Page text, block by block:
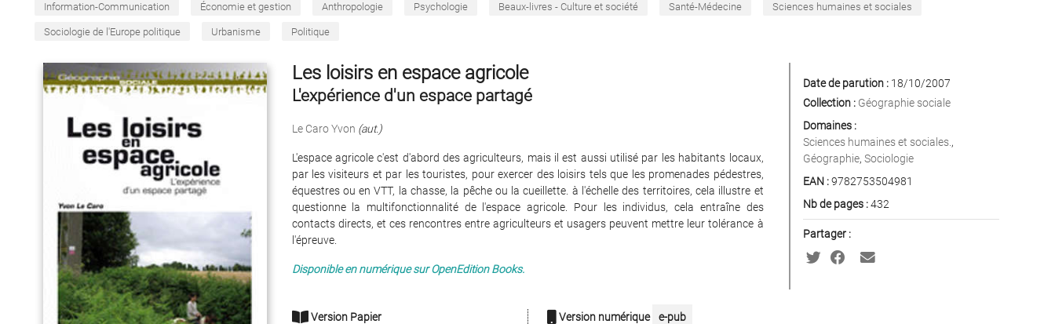
Information-Communication Économie et gestion Anthropologie Psychologie Beaux-livres - Culture et société Santé-Médecine Sciences humaines et sociales
Sociologie de l'Europe politique Urbanisme Politique
Les loisirs en espace agricole
L'expérience d'un espace partagé
Le Caro Yvon (aut.)
L'espace agricole c'est d'abord des agriculteurs, mais il est aussi utilisé par les habitants locaux,
par les visiteurs et par les touristes, pour exercer des loisirs tels que les promenades pédestres,
équestres ou en VTT, la chasse, la pêche ou la cueillette. à l'échelle des territoires, cela illustre et
questionne la multifonctionnalité de l'espace agricole. Pour les individus, cela entraîne des
contacts directs, et ces rencontres entre agriculteurs et usagers peuvent mettre leur tolérance à
l'épreuve.
Disponible en numérique sur OpenEdition Books.
Version Papier Version numérique e-pub
Date de parution :18/10/2007
Collection : Géographie sociale
Domaines :
Sciences humaines et sociales. ,
Géographie, Sociologie
EAN :9782753504981
Nb de pages :432
Partager :